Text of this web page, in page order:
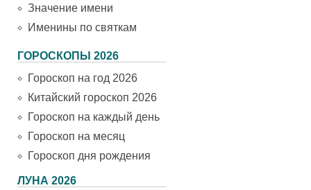
Значение имени
Именины по святкам
ГОРОСКОПЫ 2026
Гороскоп на год 2026
Китайский гороскоп 2026
Гороскоп на каждый день
Гороскоп на месяц
Гороскоп дня рождения
ЛУНА 2026